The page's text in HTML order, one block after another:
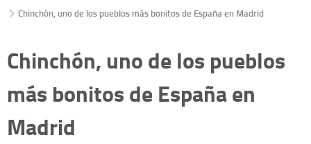
Chinchón, uno de los pueblos más bonitos de España en Madrid
Chinchón, uno de los pueblos
más bonitos de España en
Madrid